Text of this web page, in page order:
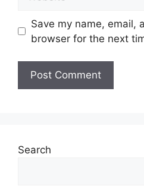
s
t
Save my name, email,
browser for the next
Search